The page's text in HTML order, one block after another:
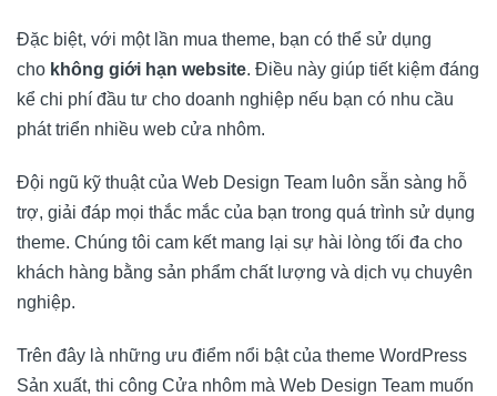
Đặc biệt, với một lần mua theme, bạn có thể sử dụng
cho không giới hạn website. Điều này giúp tiết kiệm đáng
kể chi phí đầu tư cho doanh nghiệp nếu bạn có nhu cầu
phát triển nhiều web cửa nhôm.
Đội ngũ kỹ thuật của Web Design Team luôn sẵn sàng hỗ
trợ, giải đáp mọi thắc mắc của bạn trong quá trình sử dụng
theme. Chúng tôi cam kết mang lại sự hài lòng tối đa cho
khách hàng bằng sản phẩm chất lượng và dịch vụ chuyên
nghiệp.
Trên đây là những ưu điểm nổi bật của theme WordPress
Sản xuất, thi công Cửa nhôm mà Web Design Team muốn